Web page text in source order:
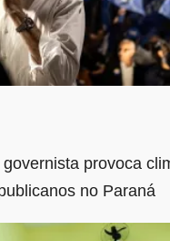
provoca
no Paraná